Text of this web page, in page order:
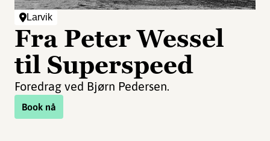
Larvik
Fra Peter Wessel
til Superspeed
Foredrag ved Bjørn Pedersen.
Book nå